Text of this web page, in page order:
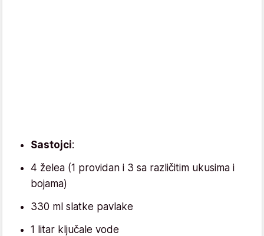
Sastojci:
4 želea (1 providan i 3 sa različitim ukusima i
bojama)
330 ml slatke pavlake
1 litar ključale vode